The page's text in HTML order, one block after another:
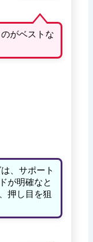
がベストな
、サポート
が明確なと
押し目を狙